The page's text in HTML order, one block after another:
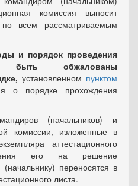
комиссия выносит
всем рассматриваемым
и порядок проведения
быть обжалованы
установленном пунктом
о порядке прохождения
(начальников) и
комиссии, изложенные в
аттестационного
его на решение
переносятся в
листа.